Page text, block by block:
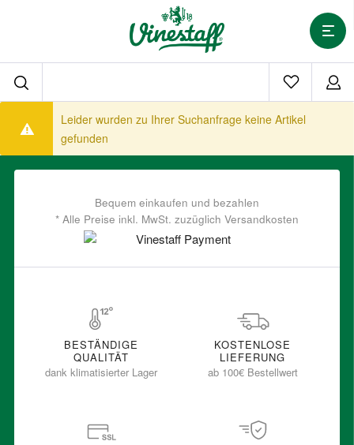
Leider wurden zu Ihrer Suchanfrage keine Artikel
gefunden
Bequem einkaufen und bezahlen
* Alle Preise inkl. MwSt. zuzüglich Versandkosten
BESTÄNDIGE
QUALITÄT
dank klimatisierter Lager
KOSTENLOSE
LIEFERUNG
ab 100€ Bestellwert